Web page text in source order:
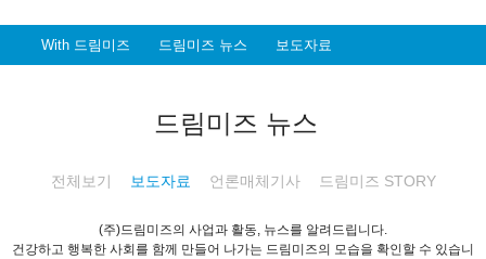
With 드림미즈 드림미즈 뉴스 보도자료
드림미즈 뉴스
전체보기 보도자료 언론매체기사 드림미즈 STORY
(주)드림미즈의 사업과 활동, 뉴스를 알려드립니다.
건강하고 행복한 사회를 함께 만들어 나가는 드림미즈의 모습을 확인할 수 있습니